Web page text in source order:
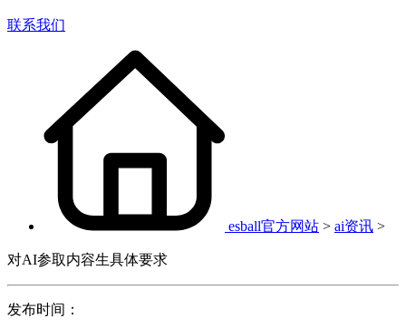
联系我们
esball官方网站 > ai资讯 >
对AI参取内容生具体要求
发布时间：